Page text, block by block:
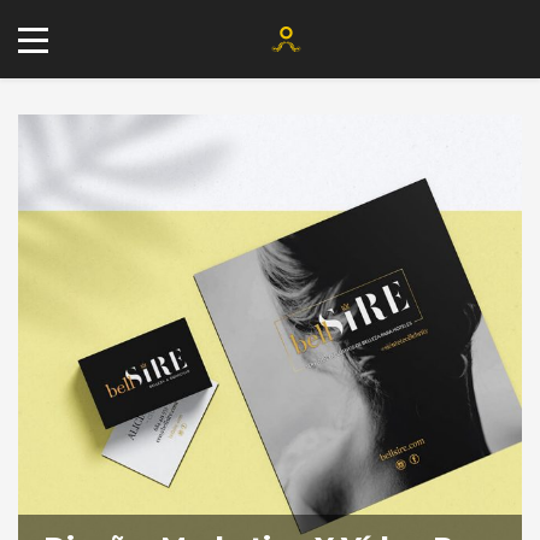
+34 677 802 482
info@agenciayablochkov.com
Romero 22, 41219 Las Pajanosas.